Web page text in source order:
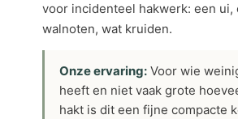
voor incidenteel hakwerk: een ui,
walnoten, wat kruiden.
Onze ervaring: Voor wie
heeft en niet vaak grote
hakt is dit een fijne compacte